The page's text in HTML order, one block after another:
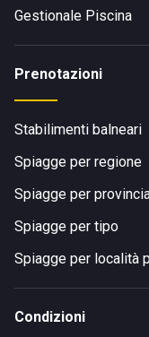
Gestionale Piscina
Prenotazioni
Stabilimenti balneari
Spiagge per regione
Spiagge per
Spiagge per tipo
Spiagge per località
Condizioni